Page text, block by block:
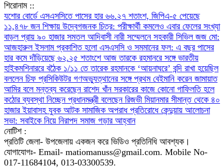
শিরোনাম ::
যশোর বোর্ডে এসএসসিতে পাসের হার ৬৬.২৭ শতাংশ, জিপিএ-৫ পেয়েছে
১১,৪৭৮ জন শিক্ষায় উদ্বেগজনক চিত্র: পরীক্ষার্থী কমলেও এবার ফেলের সংখ্যা
বাড়ল প্রায় ৯০ হাজার সমতল আদিবাসী নারী সম্মেলনে সহকারী সিভিল জজ মো:
আজহারুল ইসলাম প্রকাশিত হলো এসএসসি ও সমমানের ফল: এ বছর পাসের
হার কমে দাঁড়িয়েছে ৬২.২৫ শতাংশে আজ তারকে রহমানরে সঙ্গে ভারতীয়
হাইকমশিনাররে বঠৈক ১/১১ তে তারেক রহমানকে ‘আয়নাঘরে’ বন্দি রাখা হয়েছিল
বললেন চিফ প্রসিকিউটর গণঅভ্যুত্থানের সঙ্গে প্রথম বেইমানি করেন জামায়াত
আমির বলে মন্তব্য করেছেন রাশেদ খাঁন সরকারের কাজে কোনো গাফিলতি হলে
কঠোর ব্যবস্থা নিচ্ছেন প্রধানমন্ত্রী বলেছেন রিজভী মিয়ানমার সীমান্ত থেকে ৪০
হাজার ইয়াবাসহ যুবক আটক সামাজিক অপরাধ প্রতিরোধে কেন্দুয়ায় আলোচনা
সভা: সবাইকে নিয়ে নিরাপদ সমাজ গড়ার আহ্বান
নোটিশ :
প্রতিটি জেলা- উপজেলায় একজন করে ভিডিও প্রতিনিধি আবশ্যক।
যোগাযোগঃ- Email- matiomanuss@gmail.com. Mobile No-
017-11684104, 013-03300539.